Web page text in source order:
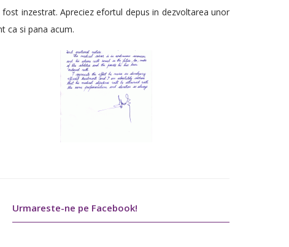
inzestrat. Apreciez efortul depus in dezvoltarea unor
ca si pana acum.
Urmareste-ne pe Facebook!